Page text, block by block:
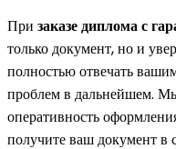
При заказе диплома с
только документ, но и
полностью отвечать
проблем в дальнейшем.
оперативность
получите ваш документ в